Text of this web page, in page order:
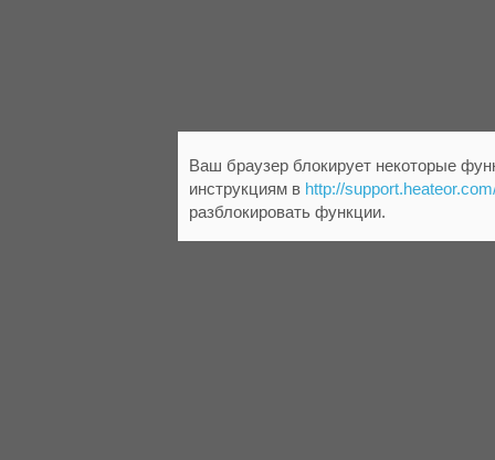
Ваш браузер блокирует некоторые
инструкциям в http://
разблокировать функции.